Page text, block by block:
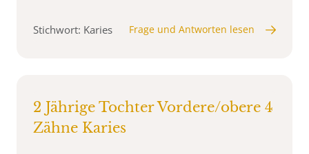
Stichwort: Karies Frage und Antworten lesen
2 Jährige Tochter Vordere/obere 4
Zähne Karies